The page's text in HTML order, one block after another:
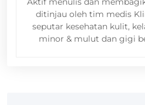
ditinjau oleh tim medis
seputar kesehatan kulit,
minor & mulut dan gigi